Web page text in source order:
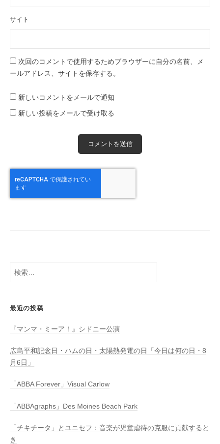
サイト
次回のコメントで使用するためブラウザーに自分の名前、メ
ールアドレス、サイトを保存する。
新しいコメントをメールで通知
新しい投稿をメールで受け取る
検
最近の投稿
『マンマ・ミーア！』シドニー公演
広島平和記念日・ハムの日・太陽熱発電の日「今日は何の日・8
月6日」
「ABBA Forever」Visual Carlow
「ABBAgraphs」Des Moines Beach Park
「チキチータ」とユニセフ：音楽が児童虐待の克服に貢献すると
き